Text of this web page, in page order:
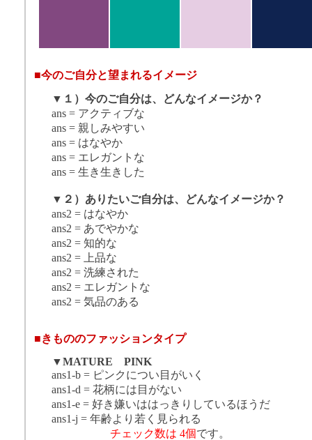
■今のご自分と望まれるイメージ
▼ １）今のご自分は、どんなイメージか？
ans = アクティブな
ans = 親しみやすい
ans = はなやか
ans = エレガントな
ans = 生き生きした
▼ ２）ありたいご自分は、どんなイメージか？
ans2 = はなやか
ans2 = あでやかな
ans2 = 知的な
ans2 = 上品な
ans2 = 洗練された
ans2 = エレガントな
ans2 = 気品のある
■きもののファッションタイプ
▼MATURE PINK
ans1-b = ピンクについ目がいく
ans1-d = 花柄には目がない
ans1-e = 好き嫌いははっきりしているほうだ
ans1-j = 年齢より若く見られる
チェック数は 4個です。